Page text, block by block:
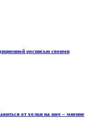
росписью своими
от холки на шее – мнение